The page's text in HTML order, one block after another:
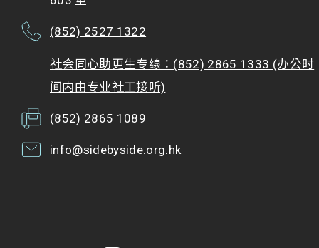
(852) 2527 1322
社会同心助更生专缐：(852) 2865 1333 (办公时
间内由专业社工接听)
(852) 2865 1089
info@sidebyside.org.hk